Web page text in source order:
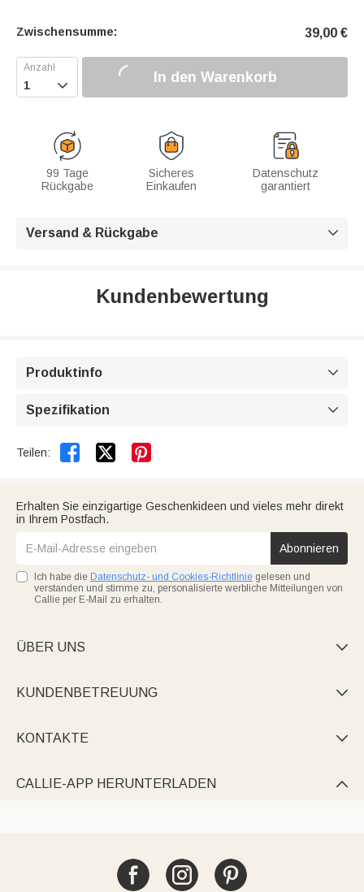
Zwischensumme: 39,00 €
 In den Warenkorb
99 Tage
Rückgabe
Sicheres
Einkaufen
Datenschutz
garantiert
Versand & Rückgabe 
Kundenbewertung
Produktinfo 
Spezifikation 
Teilen:  
Erhalten Sie einzigartige Geschenkideen und vieles mehr direkt
in Ihrem Postfach.
Abonnieren
Ich habe die Datenschutz- und Cookies-Richtlinie gelesen und
verstanden und stimme zu, personalisierte werbliche Mitteilungen von
Callie per E-Mail zu erhalten.
ÜBER UNS 
KUNDENBETREUUNG 
KONTAKTE 
CALLIE-APP HERUNTERLADEN 